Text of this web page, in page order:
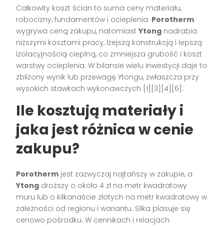
Całkowity koszt ścian to suma ceny materiału,
robocizny, fundamentów i ocieplenia. Porotherm
wygrywa ceną zakupu, natomiastYtong nadrabia
niższymi kosztami pracy, lżejszą konstrukcją i lepszą
izolacyjnością cieplną, co zmniejsza grubość i koszt
warstwy ocieplenia. W bilansie wielu inwestycji daje to
zbliżony wynik lub przewagę Ytongu, zwłaszcza przy
wysokich stawkach wykonawczych [1][3][4][6].
Ile kosztują materiały i
jaka jest różnica w cenie
zakupu?
Porotherm jest zazwyczaj najtańszy w zakupie, a
Ytong droższy o około 4 zł na metr kwadratowy
muru lub o kilkanaście złotych na metr kwadratowy w
zależności od regionu i wariantu. Silka plasuje się
cenowo pośrodku. W cennikach i relacjach